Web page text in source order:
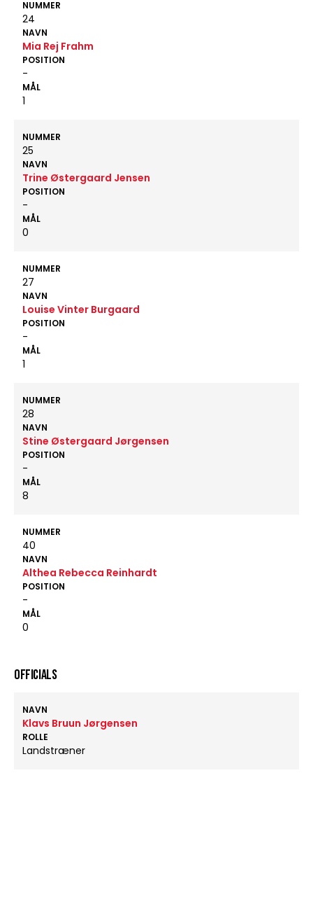
NUMMER
24
NAVN
Mia Rej Frahm
POSITION
-
MÅL
1
NUMMER
25
NAVN
Trine Østergaard Jensen
POSITION
-
MÅL
0
NUMMER
27
NAVN
Louise Vinter Burgaard
POSITION
-
MÅL
1
NUMMER
28
NAVN
Stine Østergaard Jørgensen
POSITION
-
MÅL
8
NUMMER
40
NAVN
Althea Rebecca Reinhardt
POSITION
-
MÅL
0
OFFICIALS
NAVN
Klavs Bruun Jørgensen
ROLLE
Landstræner